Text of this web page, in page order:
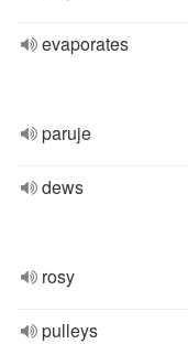
evaporates
paruje
dews
rosy
pulleys